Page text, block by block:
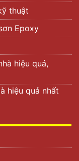
thuật
Epoxy
hiệu quả,
hiệu quả nhất